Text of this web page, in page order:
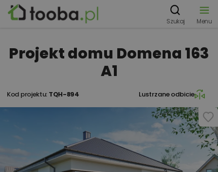
Szukaj Menu
Projekt domu Domena 163
A1
Kod projektu: TQH-894 Lustrzane odbicie